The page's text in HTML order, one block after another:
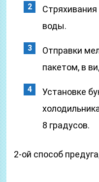
воды.
Отправки
пакетом, в
Установке
8 градусов.
2-ой способ